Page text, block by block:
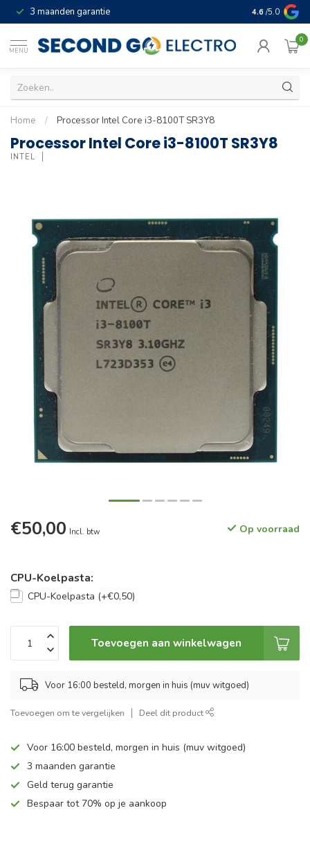
3 maanden garantie Geld terug
4.6 /5.0
MENU
0
Home / Processor Intel Core i3-8100T SR3Y8
Processor Intel Core i3-8100T SR3Y8
INTEL
€50,00 Incl. btw Op voorraad
CPU-Koelpasta:
CPU-Koelpasta (+€0,50)
Toevoegen aan winkelwagen
Voor 16:00 besteld, morgen in huis (muv witgoed)
Toevoegen om te vergelijken Deel dit product
Voor 16:00 besteld, morgen in huis (muv witgoed)
3 maanden garantie
Geld terug garantie
Bespaar tot 70% op je aankoop